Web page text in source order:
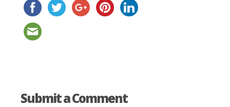
Submit a Comment